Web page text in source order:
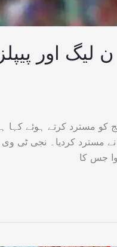
لیگ اور
کو مسترد کرتے ہوئے
نے مسترد کردیا۔ نجی ٹی
جس کا